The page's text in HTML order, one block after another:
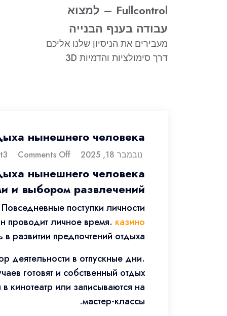
Fullcontrol – למצוא
עבודה בענף הבנייה
מעבירים את הניסיון שלנו אליכם
דרך סימולציות והדמיות 3D
нынешнего человека
נובמבר 18, 2025 Comments Off
нынешнего человека
и выбором развлечений
поступки личности
проводит личное время. казино
развитии предпочтений отдыха.
деятельности в отпускные дни.
готовят и собственный отдых
кинотеатр или записываются на
мастер-классы.